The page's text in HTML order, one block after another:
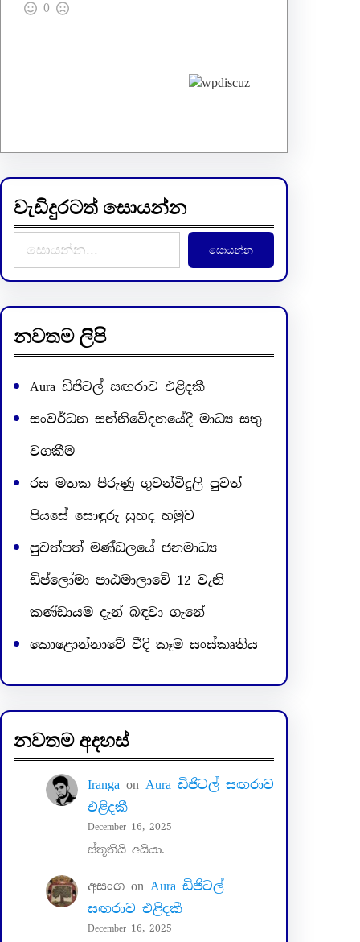
0
වැඩිදුරටත් සොයන්න
e
a
r
c
h
සොයන්න
නවතම ලිපි
Aura ඩිජිටල් සඟරාව එළිදකී
සංවර්ධන සන්නිවේදනයේදී මාධ්‍ය සතු
වගකීම
රස මතක පිරුණු ගුවන්විදුලි පුවත්
පියසේ සොඳුරු සුහද හමුව
පුවත්පත් මණ්ඩලයේ ජනමාධ්‍ය
ඩිප්ලෝමා පාඨමාලාවේ 12 වැනි
කණ්ඩායම දැන් බඳවා ගැනේ
කොළොන්නාවේ වීදි කෑම සංස්කෘතිය
නවතම අදහස්
Iranga on Aura ඩිජිටල් සඟරාව
එළිදකී
December 16, 2025
ස්තූතියි අයියා.
අසංග on Aura ඩිජිටල්
සඟරාව එළිදකී
December 16, 2025